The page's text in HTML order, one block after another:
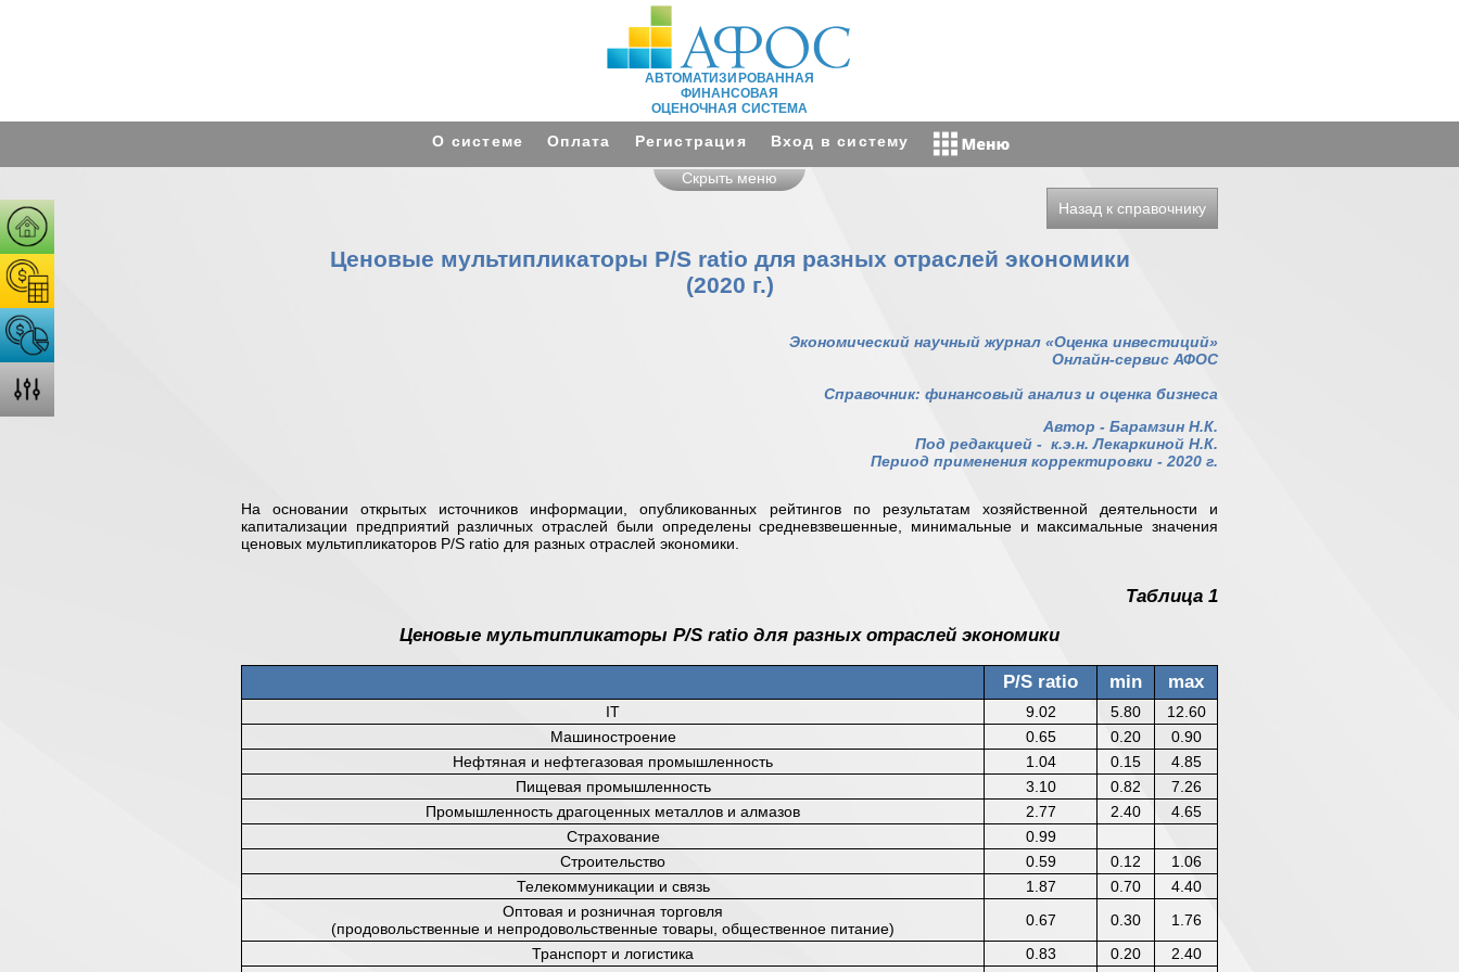
АВТОМАТИЗИРОВАННАЯ
ФИНАНСОВАЯ
ОЦЕНОЧНАЯ СИСТЕМА
О системе Оплата Регистрация Вход в систему
Скрыть меню
Назад к справочнику
Ценовые мультипликаторы P/S ratio для разных отраслей экономики
(2020 г.)
Экономический научный журнал «Оценка инвестиций»
Онлайн-сервис АФОС
Справочник: финансовый анализ и оценка бизнеса
Автор - Барамзин Н.К.
Под редакцией - к.э.н. Лекаркиной Н.К.
Период применения корректировки - 2020 г.
На основании открытых источников информации, опубликованных рейтингов по результатам хозяйственной деятельности и
капитализации предприятий различных отраслей были определены средневзвешенные, минимальные и максимальные значения
ценовых мультипликаторов P/S ratio для разных отраслей экономики.
Таблица 1
Ценовые мультипликаторы P/S ratio для разных отраслей экономики
P/S ratio min max
IT 9.02 5.80
12.60
Машиностроение
0.65 0.20
0.90
Нефтяная и нефтегазовая промышленность
1.04 0.15
4.85
Пищевая промышленность
3.10 0.82
7.26
Промышленность драгоценных металлов и алмазов
2.77 2.40
4.65
Страхование
0.99
Строительство
0.59 0.12
1.06
Телекоммуникации и связь
1.87 0.70
4.40
Оптовая и розничная торговля
(продовольственные и непродовольственные товары, общественное питание)
0.67 0.30
1.76
Транспорт и логистика
0.83 0.20
2.40